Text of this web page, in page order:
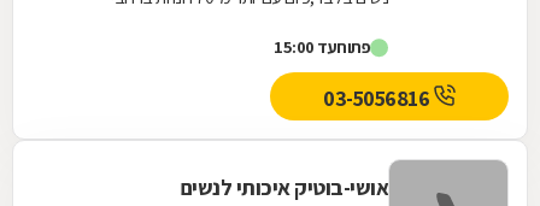
הנאמן שלה בגדים...
פתוחעד 15:00
אושי-בוטיק איכותי לנשים